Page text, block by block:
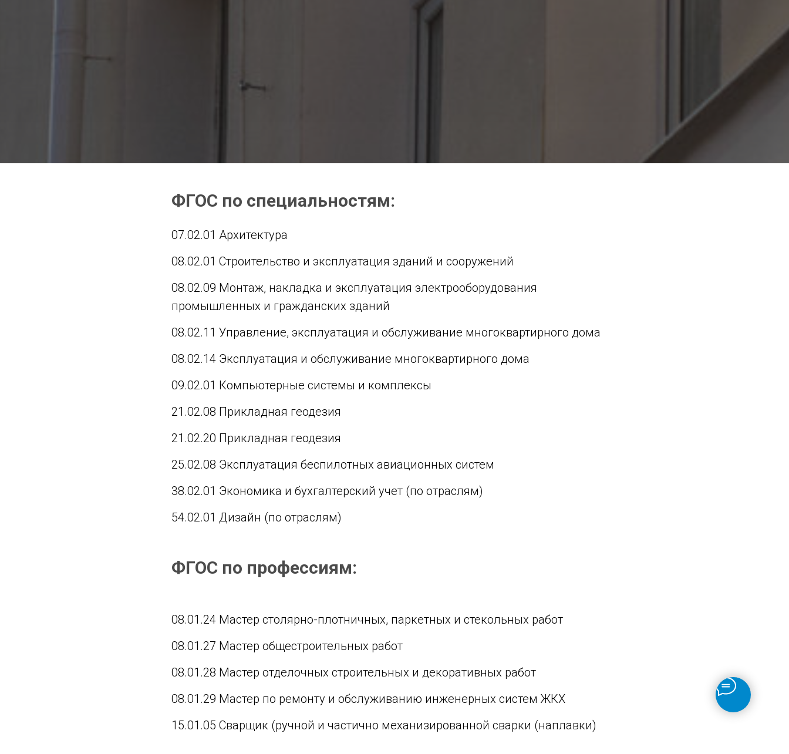
ФГОС по специальностям:
07.02.01 Архитектура
08.02.01 Строительство и эксплуатация зданий и сооружений
08.02.09 Монтаж, накладка и эксплуатация электрооборудования
промышленных и гражданских зданий
08.02.11 Управление, эксплуатация и обслуживание многоквартирного дома
08.02.14 Эксплуатация и обслуживание многоквартирного дома
09.02.01 Компьютерные системы и комплексы
21.02.08 Прикладная геодезия
21.02.20 Прикладная геодезия
25.02.08 Эксплуатация беспилотных авиационных систем
38.02.01 Экономика и бухгалтерский учет (по отраслям)
54.02.01 Дизайн (по отраслям)
ФГОС по профессиям:
08.01.24 Мастер столярно-плотничных, паркетных и стекольных работ
08.01.27 Мастер общестроительных работ
08.01.28 Мастер отделочных строительных и декоративных работ
08.01.29 Мастер по ремонту и обслуживанию инженерных систем ЖКХ
15.01.05 Сварщик (ручной и частично механизированной сварки (наплавки)